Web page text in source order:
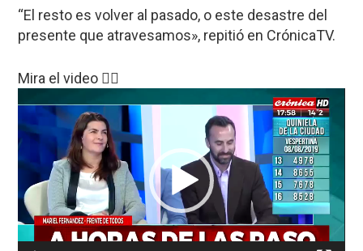
“El resto es volver al pasado, o este desastre del
presente que atravesamos», repitió en CrónicaTV.
Mira el video 👇🏻
de
vídeo